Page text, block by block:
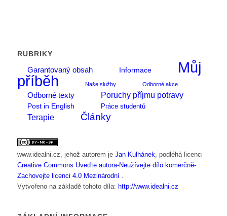
RUBRIKY
Garantovaný obsah
Informace
Můj
příběh
Naše služby Odborné akce
Odborné texty Poruchy příjmu potravy
Post in English Práce studentů
Terapie Články
www.idealni.cz , jehož autorem je Jan Kulhánek , podléhá licenci
Creative Commons Uveďte autora-Neužívejte dílo komerčně-
Zachovejte licenci 4.0 Mezinárodní
Vytvořeno na základě tohoto díla: http://www.idealni.cz